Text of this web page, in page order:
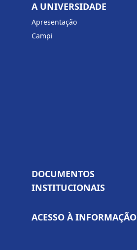
A UNIVERSIDADE
Apresentação
Campi
DOCUMENTOS
INSTITUCIONAIS
ACESSO À INFORMAÇÃO